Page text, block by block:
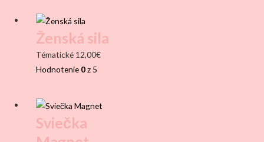
Ženská sila
Tématické 12,00€
Hodnotenie 0z 5
Sviečka